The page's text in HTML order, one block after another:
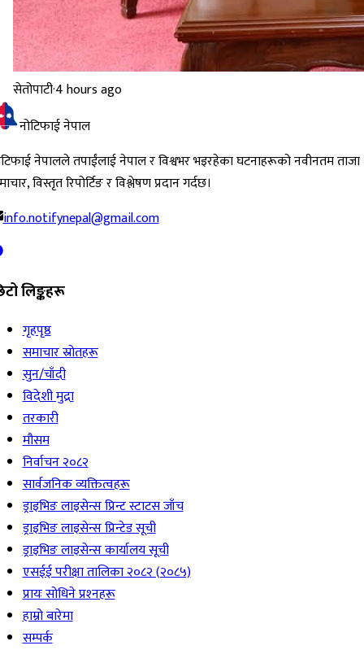
सेतोपाटी·4 hours ago
नोटिफाई नेपाल
नेपालले तपाईंलाई नेपाल र विश्वभर भइरहेका घटनाहरूको नवीनतम ताजा
विस्तृत रिपोर्टिङ र विश्लेषण प्रदान गर्दछ।
info.notifynepal@gmail.com
लिङ्कहरू
गृहपृष्ठ
समाचार स्रोतहरू
सुन/चाँदी
विदेशी मुद्रा
तरकारी
मौसम
निर्वाचन २०८२
सार्वजनिक व्यक्तित्वहरू
ड्राइभिङ लाइसेन्स प्रिन्ट स्टाटस जाँच
ड्राइभिङ लाइसेन्स प्रिन्टेड सूची
ड्राइभिङ लाइसेन्स कार्यालय सूची
एसईई परीक्षा तालिका २०८२ (२०८५)
प्रायः सोधिने प्रश्‍नहरू
हाम्रो बारेमा
सम्पर्क